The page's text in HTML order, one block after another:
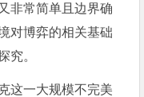
非常简单且边界确
对博弈的相关基础
究。
这一大规模不完美